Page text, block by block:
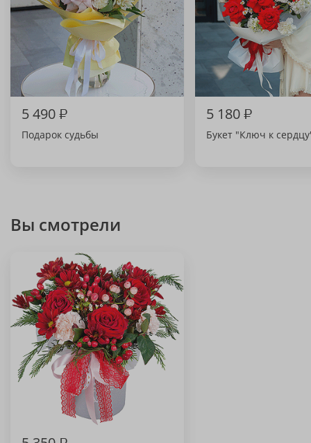
5 490₽
Подарок судьбы
5 180₽
Букет "Ключ к
Вы смотрели